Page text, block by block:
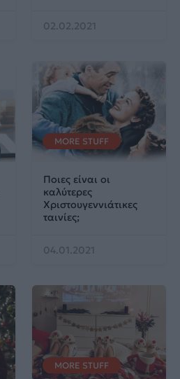
02.02.2021
MORE STUFF
Ποιες είναι οι
καλύτερες
Χριστουγεννιάτικες
ταινίες;
04.01.2021
MORE STUFF